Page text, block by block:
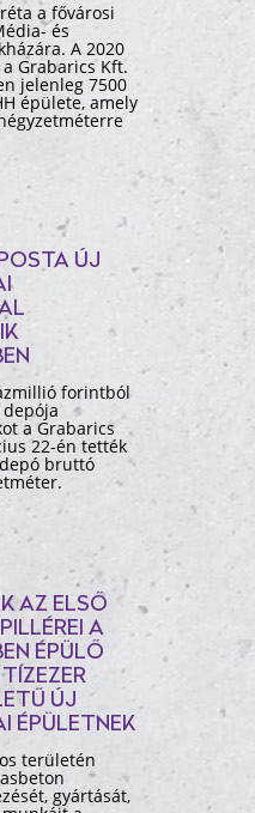
a fővárosi
és
A 2020
Grabarics Kft.
jelenleg 7500
épülete, amely
ÚJ
forintból
a Grabarics
22-én tették
bruttó
AZ ELSŐ
A
ÉPÜLŐ
ÚJ
ÉPÜLETNEK
területén
gyártását,